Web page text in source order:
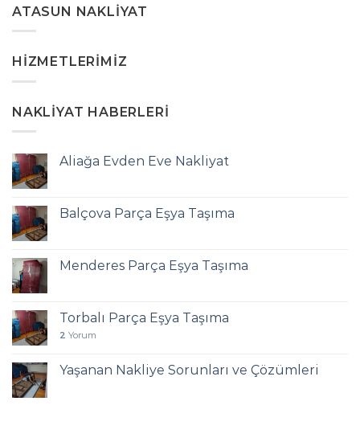
ATASUN NAKLIYAT
HIZMETLERIMIZ
NAKLIYAT HABERLERI
Aliağa Evden Eve Nakliyat
Balçova Parça Eşya Taşıma
Menderes Parça Eşya Taşıma
Torbalı Parça Eşya Taşıma
2 Yorum
Yaşanan Nakliye Sorunları ve Çözümleri